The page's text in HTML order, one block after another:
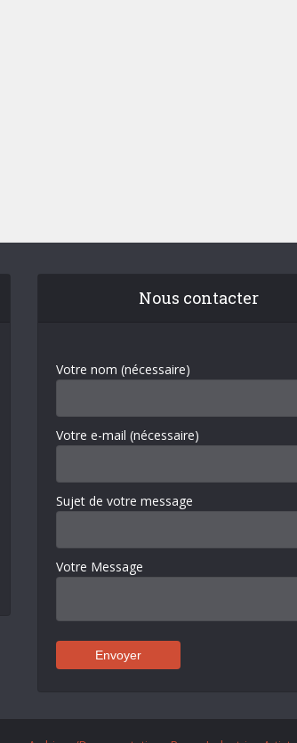
Nous contacter
Votre nom (nécessaire)
Votre e-mail (nécessaire)
Sujet de votre message
Votre Message